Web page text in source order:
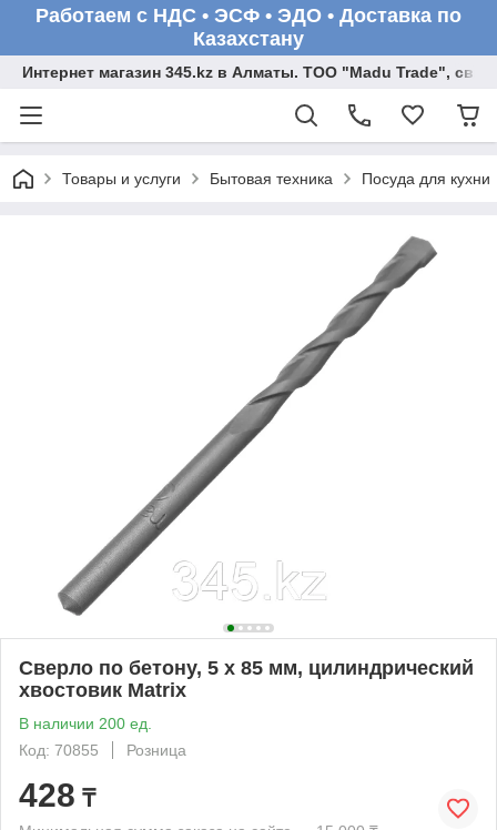
Работаем с НДС • ЭСФ • ЭДО • Доставка по
Казахстану
Интернет магазин 345.kz в Алматы. ТОО "Madu Trade",
Товары и услуги Бытовая техника Посуда для кухни
Сверло по бетону, 5 х 85 мм, цилиндрический
хвостовик Matrix
В наличии 200 ед.
Код: 70855
Розница
428 ₸